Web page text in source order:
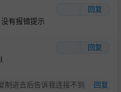
回复
有报错提示
回复
制进去后告诉我连接不到
回复